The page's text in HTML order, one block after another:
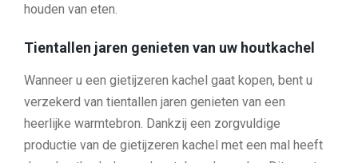
houden van eten.
Tientallen jaren genieten van uw houtkachel
Wanneer u een gietijzeren kachel gaat kopen, bent u
verzekerd van tientallen jaren genieten van een
heerlijke warmtebron. Dankzij een zorgvuldige
productie van de gietijzeren kachel met een mal heeft